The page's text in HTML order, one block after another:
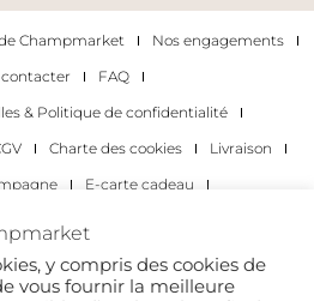
Champmarket
Nos engagements
contacter
FAQ
& Politique de confidentialité
Charte des cookies
Livraison
E-carte cadeau
du champagne
Pour les particuliers
les entreprises
y compris des cookies de
vous fournir la meilleure